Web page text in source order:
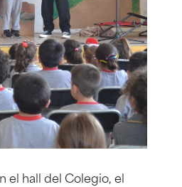
el hall del Colegio, el